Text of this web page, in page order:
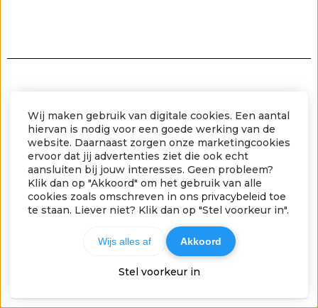
Wat fijn dat ik de cursus en de
meditaties zo vaak kan herhalen
als ik wil. Ik heb er zoveel van
geleerd. Zowel voor mijn
cliënten als voor mijzelf.
Roos Johnson
Wij maken gebruik van digitale cookies. Een aantal
hiervan is nodig voor een goede werking van de
website. Daarnaast zorgen onze marketingcookies
ervoor dat jij advertenties ziet die ook echt
aansluiten bij jouw interesses. Geen probleem?
Klik dan op "Akkoord" om het gebruik van alle
cookies zoals omschreven in ons privacybeleid toe
te staan. Liever niet? Klik dan op "Stel voorkeur in".
Stel voorkeur in
Wijs alles af Akkoord